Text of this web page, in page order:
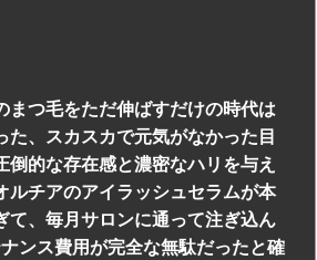
まつ毛をただ伸ばすだけの時代は
た、スカスカで元気がなかった目
倒的な存在感と濃密なハリを与え
ルチアのアイラッシュセラムが本
て、毎月サロンに通って注ぎ込ん
ンス費用が完全な無駄だったと確